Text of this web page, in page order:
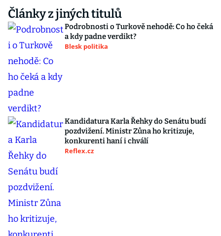
Články z jiných titulů
Podrobnosti o Turkově nehodě: Co ho čeká
a kdy padne verdikt?
Blesk politika
Kandidatura Karla Řehky do Senátu budí
pozdvižení. Ministr Zůna ho kritizuje,
konkurenti haní i chválí
Reflex.cz